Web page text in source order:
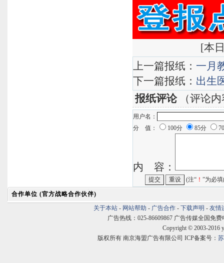
搜索
[本
上一篇报纸： 一月
下一篇报纸： 出生
报纸评论（评论内
用户名：
分 值：
100分 85分
内 容：
(注“ ！ ”为必
合作单位 (官方战略合作伙伴)
关于本站 - 网站帮助 - 广告合作 - 下载声明 - 友情
广告热线：025-86609867 广告传媒全国免费
Copyright © 2003-2016
版权所有 南京海盟广告有限公司 ICP备案号：